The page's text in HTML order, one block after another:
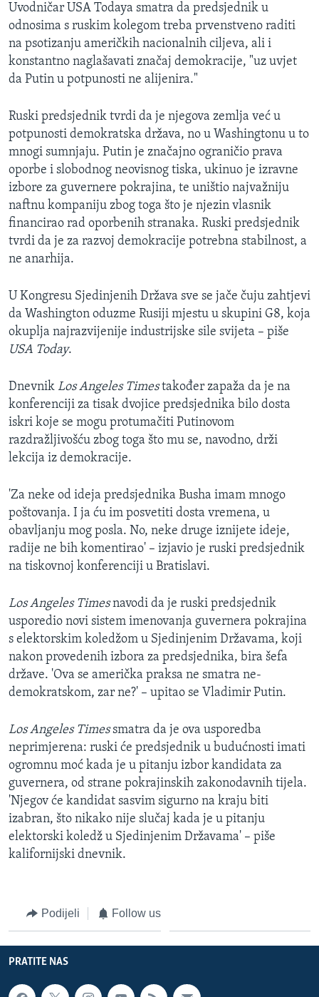
Uvodničar USA Todaya smatra da predsjednik u
odnosima s ruskim kolegom treba prvenstveno raditi
na psotizanju američkih nacionalnih ciljeva, ali i
konstantno naglašavati značaj demokracije, "uz uvjet
da Putin u potpunosti ne alijenira."
Ruski predsjednik tvrdi da je njegova zemlja već u
potpunosti demokratska država, no u Washingtonu u to
mnogi sumnjaju. Putin je značajno ograničio prava
oporbe i slobodnog neovisnog tiska, ukinuo je izravne
izbore za guvernere pokrajina, te uništio najvažniju
naftnu kompaniju zbog toga što je njezin vlasnik
financirao rad oporbenih stranaka. Ruski predsjednik
tvrdi da je za razvoj demokracije potrebna stabilnost, a
ne anarhija.
U Kongresu Sjedinjenih Država sve se jače čuju zahtjevi
da Washington oduzme Rusiji mjestu u skupini G8, koja
okuplja najrazvijenije industrijske sile svijeta – piše
USA Today.
Dnevnik Los Angeles Timestakođer zapaža da je na
konferenciji za tisak dvojice predsjednika bilo dosta
iskri koje se mogu protumačiti Putinovom
razdražljivošću zbog toga što mu se, navodno, drži
lekcija iz demokracije.
'Za neke od ideja predsjednika Busha imam mnogo
poštovanja. I ja ću im posvetiti dosta vremena, u
obavljanju mog posla. No, neke druge iznijete ideje,
radije ne bih komentirao' – izjavio je ruski predsjednik
na tiskovnoj konferenciji u Bratislavi.
Los Angeles Timesnavodi da je ruski predsjednik
usporedio novi sistem imenovanja guvernera pokrajina
s elektorskim koledžom u Sjedinjenim Državama, koji
nakon provedenih izbora za predsjednika, bira šefa
države. 'Ova se američka praksa ne smatra ne-
demokratskom, zar ne?' – upitao se Vladimir Putin.
Los Angeles Timessmatra da je ova usporedba
neprimjerena: ruski će predsjednik u budućnosti imati
ogromnu moć kada je u pitanju izbor kandidata za
guvernera, od strane pokrajinskih zakonodavnih tijela.
'Njegov će kandidat sasvim sigurno na kraju biti
izabran, što nikako nije slučaj kada je u pitanju
elektorski koledž u Sjedinjenim Državama' – piše
kalifornijski dnevnik.
Podijeli Follow us
PRATITE NAS